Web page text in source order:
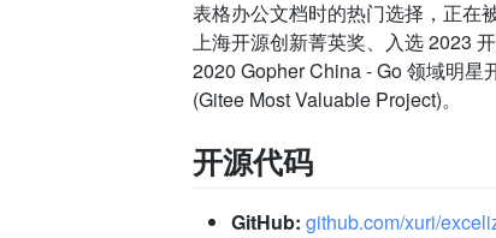
表格办公文档时的热门选择，正在
上海开源创新菁英奖、入选 2023
2020 Gopher China - Go 领域明星
(Gitee Most Valuable Project)。
开源代码
GitHub: github.com/xuri/